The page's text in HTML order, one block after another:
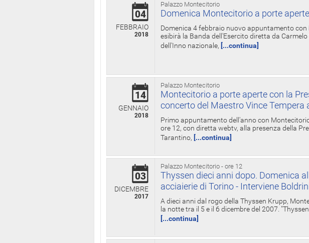
Palazzo Montecitorio
04
FEBBRAIO
2018
Domenica Montecitorio a porte
Domenica 4 febbraio nuovo appuntamento
esibirà la Banda dell'Esercito diretta da
dell'Inno nazionale, [...continua]
Palazzo Montecitorio
14
GENNAIO
2018
Montecitorio a porte aperte con la
concerto del Maestro Vince Tempera
Primo appuntamento dell'anno con
ore 12, con diretta webtv, alla presenza della
Tarantino, [...continua]
Palazzo Montecitorio - ore 12
03
DICEMBRE
2017
Thyssen dieci anni dopo. Domenica
acciaierie di Torino - Interviene
A dieci anni dal rogo della Thyssen Krupp,
la notte tra il 5 e il 6 dicembre del 2007.
[...continua]